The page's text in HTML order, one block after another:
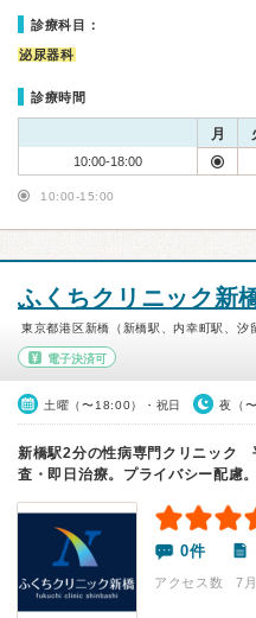
診療科目：
泌尿器科
診療時間
月
10:00-18:00
10:00-15:00
ふくちクリニック新
東京都港区新橋（新橋駅、内幸町駅、汐
電子決済可
土曜（〜18:00）・祝日 夜（
新橋駅2分の性病専門クリニック
査・即日治療。プライバシー配慮。
0件
アクセス数 7